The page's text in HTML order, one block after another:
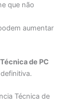
que não
aumentar
de PC
Técnica de